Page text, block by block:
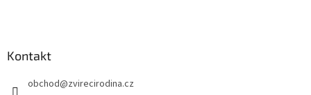
Kontakt
obchod@zvirecirodina.cz